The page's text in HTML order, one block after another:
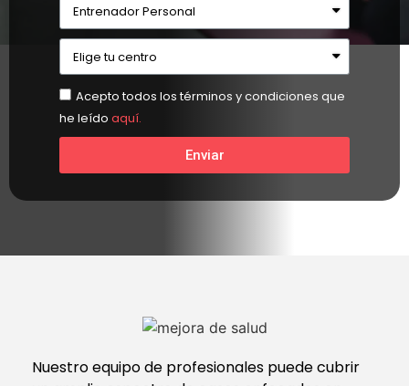
Acepto todos los términos y condiciones que
he leído aquí.
Enviar
Nuestro equipo de profesionales puede cubrir